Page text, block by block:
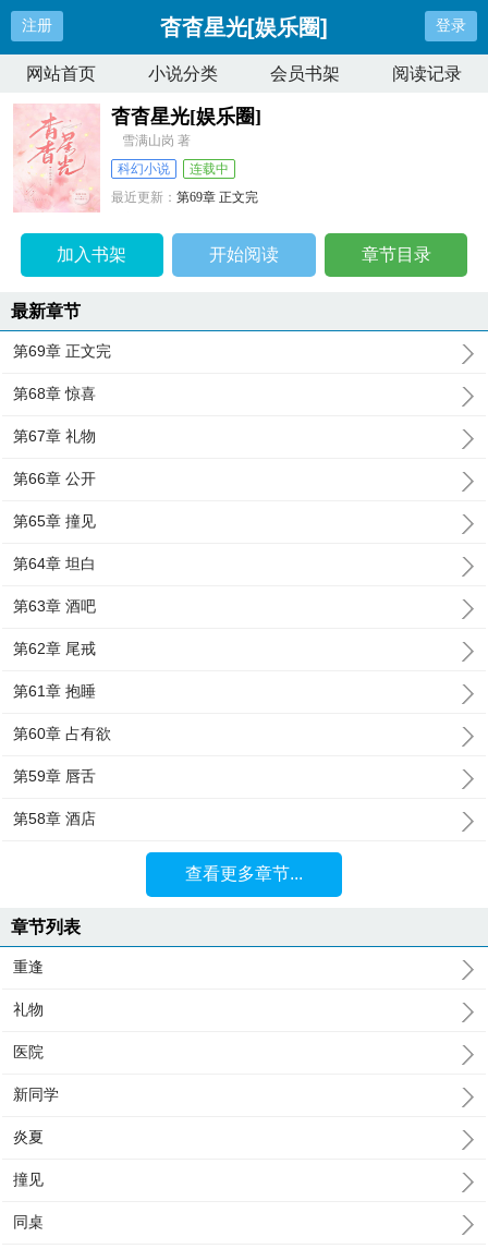
注册 杳杳星光[娱乐圈] 登录
网站首页 小说分类 会员书架 阅读记录
杳杳星光[娱乐圈]
雪满山岗 著
科幻小说
连载中
最近更新：第69章 正文完
加入书架 开始阅读 章节目录
最新章节
第69章 正文完
第68章 惊喜
第67章 礼物
第66章 公开
第65章 撞见
第64章 坦白
第63章 酒吧
第62章 尾戒
第61章 抱睡
第60章 占有欲
第59章 唇舌
第58章 酒店
查看更多章节...
章节列表
重逢
礼物
医院
新同学
炎夏
撞见
同桌